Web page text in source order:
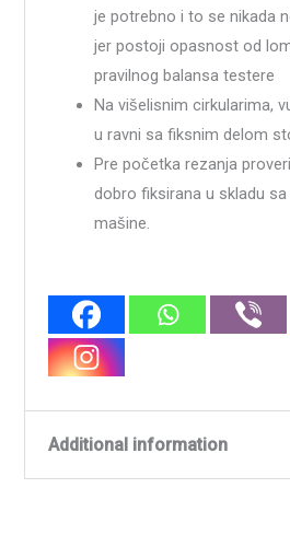
je potrebno i to se nikada
jer postoji opasnost od
pravilnog balansa testere
Na višelisnim cirkularima,
u ravni sa fiksnim delom
Pre početka rezanja
dobro fiksirana u skladu
mašine.
Additional information